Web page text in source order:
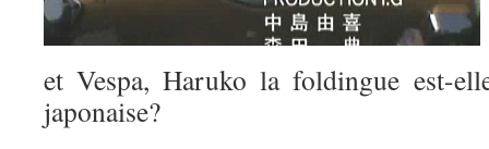
et Vespa, Haruko la foldingue est-
japonaise?